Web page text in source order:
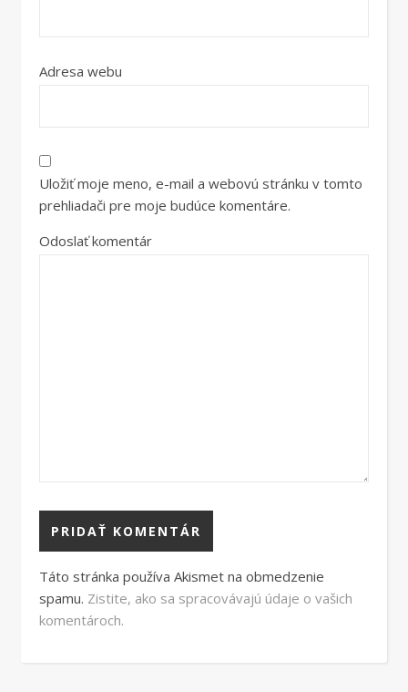
Adresa webu
Uložiť moje meno, e-mail a webovú stránku v tomto
prehliadači pre moje budúce komentáre.
Odoslať komentár
Táto stránka používa Akismet na obmedzenie
spamu. Zistite, ako sa spracovávajú údaje o vašich
komentároch.